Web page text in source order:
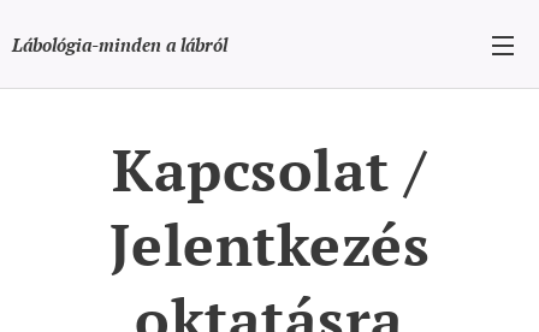
Lábológia-minden a lábról
Kapcsolat /
Jelentkezés